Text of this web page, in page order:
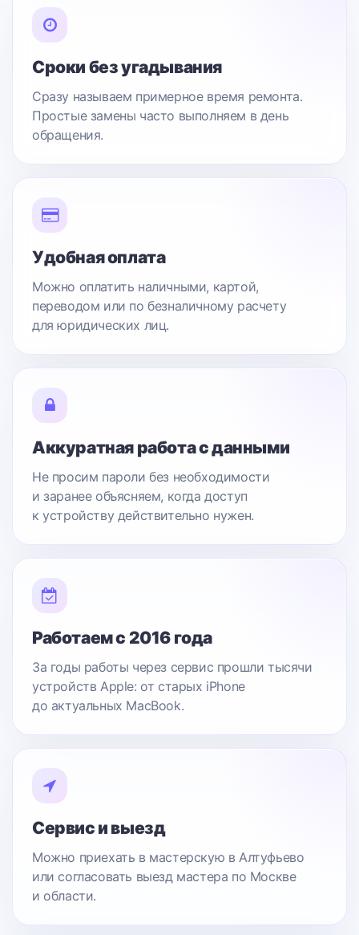
Сроки без угадывания
Сразу называем примерное время ремонта.
Простые замены часто выполняем в день
обращения.
Удобная оплата
Можно оплатить наличными, картой,
переводом или по безналичному расчету
для юридических лиц.
Аккуратная работа с данными
Не просим пароли без необходимости
и заранее объясняем, когда доступ
к устройству действительно нужен.
Работаем с 2016 года
За годы работы через сервис прошли тысячи
устройств Apple: от старых iPhone
до актуальных MacBook.
Сервис и выезд
Можно приехать в мастерскую в Алтуфьево
или согласовать выезд мастера по Москве
и области.